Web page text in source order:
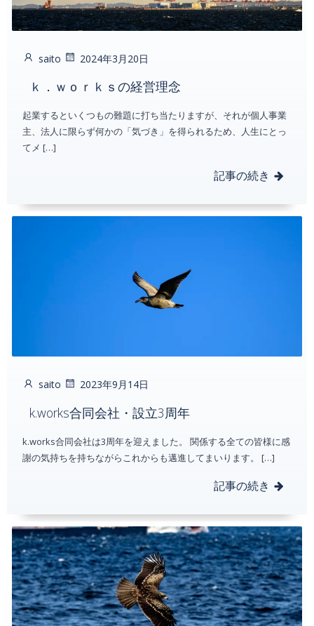
saito 2024年3月20日
ｋ．ｗｏｒｋｓの経営理念
起業するといくつもの難題に打ち当たりますが、それが個人事業
主、法人に限らず何かの「気づき」を得られるため、人生にとっ
てメ […]
記事の続き
saito 2023年9月14日
k.works合同会社・設立3周年
k.works合同会社は3周年を迎えました。 関係する全ての皆様に感
謝の気持ちを持ちながらこれからも邁進してまいります。 […]
記事の続き